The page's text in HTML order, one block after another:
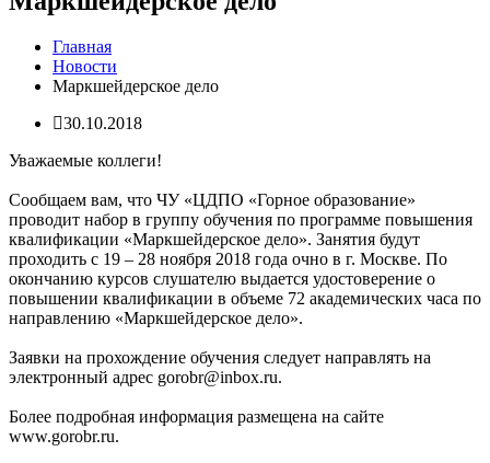
Главная
Новости
Маркшейдерское дело
30.10.2018
Уважаемые коллеги!
Сообщаем вам, что ЧУ «ЦДПО «Горное образование»
проводит набор в группу обучения по программе повышения
квалификации «Маркшейдерское дело». Занятия будут
проходить с 19 – 28 ноября 2018 года очно в г. Москве. По
окончанию курсов слушателю выдается удостоверение о
повышении квалификации в объеме 72 академических часа по
направлению «Маркшейдерское дело».
Заявки на прохождение обучения следует направлять на
электронный адрес gorobr@inbox.ru.
Более подробная информация размещена на сайте
www.gorobr.ru.